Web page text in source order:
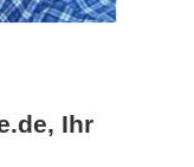
Ihr